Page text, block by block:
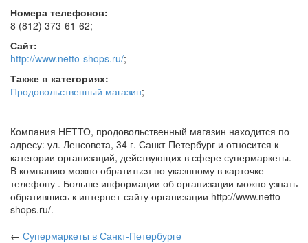
Номера телефонов:
8 (812) 373-61-62;
Сайт:
http://www.netto-shops.ru/;
Также в категориях:
Продовольственный магазин;
Компания НЕТТО, продовольственный магазин находится по
адресу: ул. Ленсовета, 34 г. Санкт-Петербург и относится к
категории организаций, действующих в сфере супермаркеты.
В компанию можно обратиться по указнному в карточке
телефону . Больше информации об организации можно узнать
обратившись к интернет-сайту организации http://www.netto-
shops.ru/.
← Супермаркеты в Санкт-Петербурге